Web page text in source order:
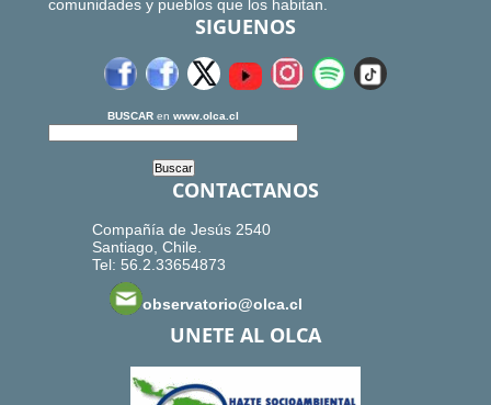
comunidades y pueblos que los habitan.
SIGUENOS
BUSCAR en www.olca.cl
CONTACTANOS
Compañía de Jesús 2540
Santiago, Chile.
Tel: 56.2.33654873
observatorio@olca.cl
UNETE AL OLCA